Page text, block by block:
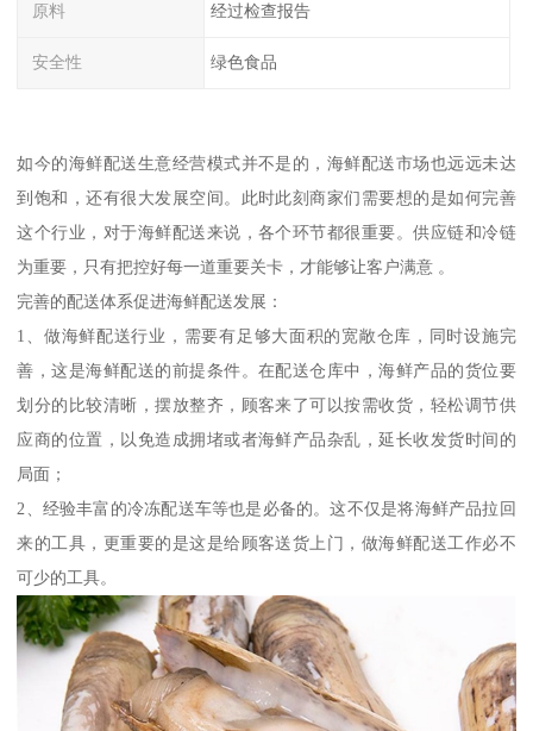
原料 经过检查报告
安全性 绿色食品
如今的海鲜配送生意经营模式并不是的，海鲜配送市场也远远未达
到饱和，还有很大发展空间。此时此刻商家们需要想的是如何完善
这个行业，对于海鲜配送来说，各个环节都很重要。供应链和冷链
为重要，只有把控好每一道重要关卡，才能够让客户满意 。
完善的配送体系促进海鲜配送发展：
1、做海鲜配送行业，需要有足够大面积的宽敞仓库，同时设施完
善，这是海鲜配送的前提条件。在配送仓库中，海鲜产品的货位要
划分的比较清晰，摆放整齐，顾客来了可以按需收货，轻松调节供
应商的位置，以免造成拥堵或者海鲜产品杂乱，延长收发货时间的
局面；
2、经验丰富的冷冻配送车等也是必备的。这不仅是将海鲜产品拉回
来的工具，更重要的是这是给顾客送货上门，做海鲜配送工作必不
可少的工具。